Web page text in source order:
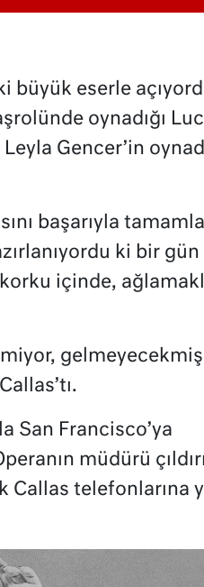
büyük eserle
oynadığı
Gencer’in
başarıyla
ki bir gün
içinde,
San Francisco’ya
müdürü
Callas telefonlarına